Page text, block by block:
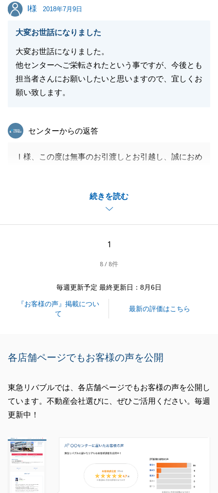
この度は誠にありがとうございました。
閉じる
I様
I様 2018年7月9日
大変お世話になりました
大変お世話になりました。
他センターへご栄転されたという事ですが、今後とも
担当者さんにお願いしたいと思いますので、宜しくお
願い致します。
続きを読む
東急リバブル
センターからの返答
Ⅰ様、この度は無事のお引渡しとお引越し、誠におめ
ていたかと思いますが、少しは落ち着かれましたでし
初めてご家族でご見学いただいた日や、お引渡しの前
Ⅰ様のご条件に合致する現場をご紹介出来、私自身も
皆様、きっと楽しい新生活を送られていることと思い
ます。
また、私が異動となり、大変申し訳ございません。
今後とも、宜しくお願い申し上げます。
閉じる
1
8 / 8件
毎週更新予定 最終更新日：8月6日
『お客様の声』掲載につい
て
最新の評価はこちら
各店舗ページでもお客様の声を公開
東急リバブルでは、各店舗ページでもお客様の声を公開し
ています。不動産会社選びに、ぜひご活用ください。毎週
更新中！